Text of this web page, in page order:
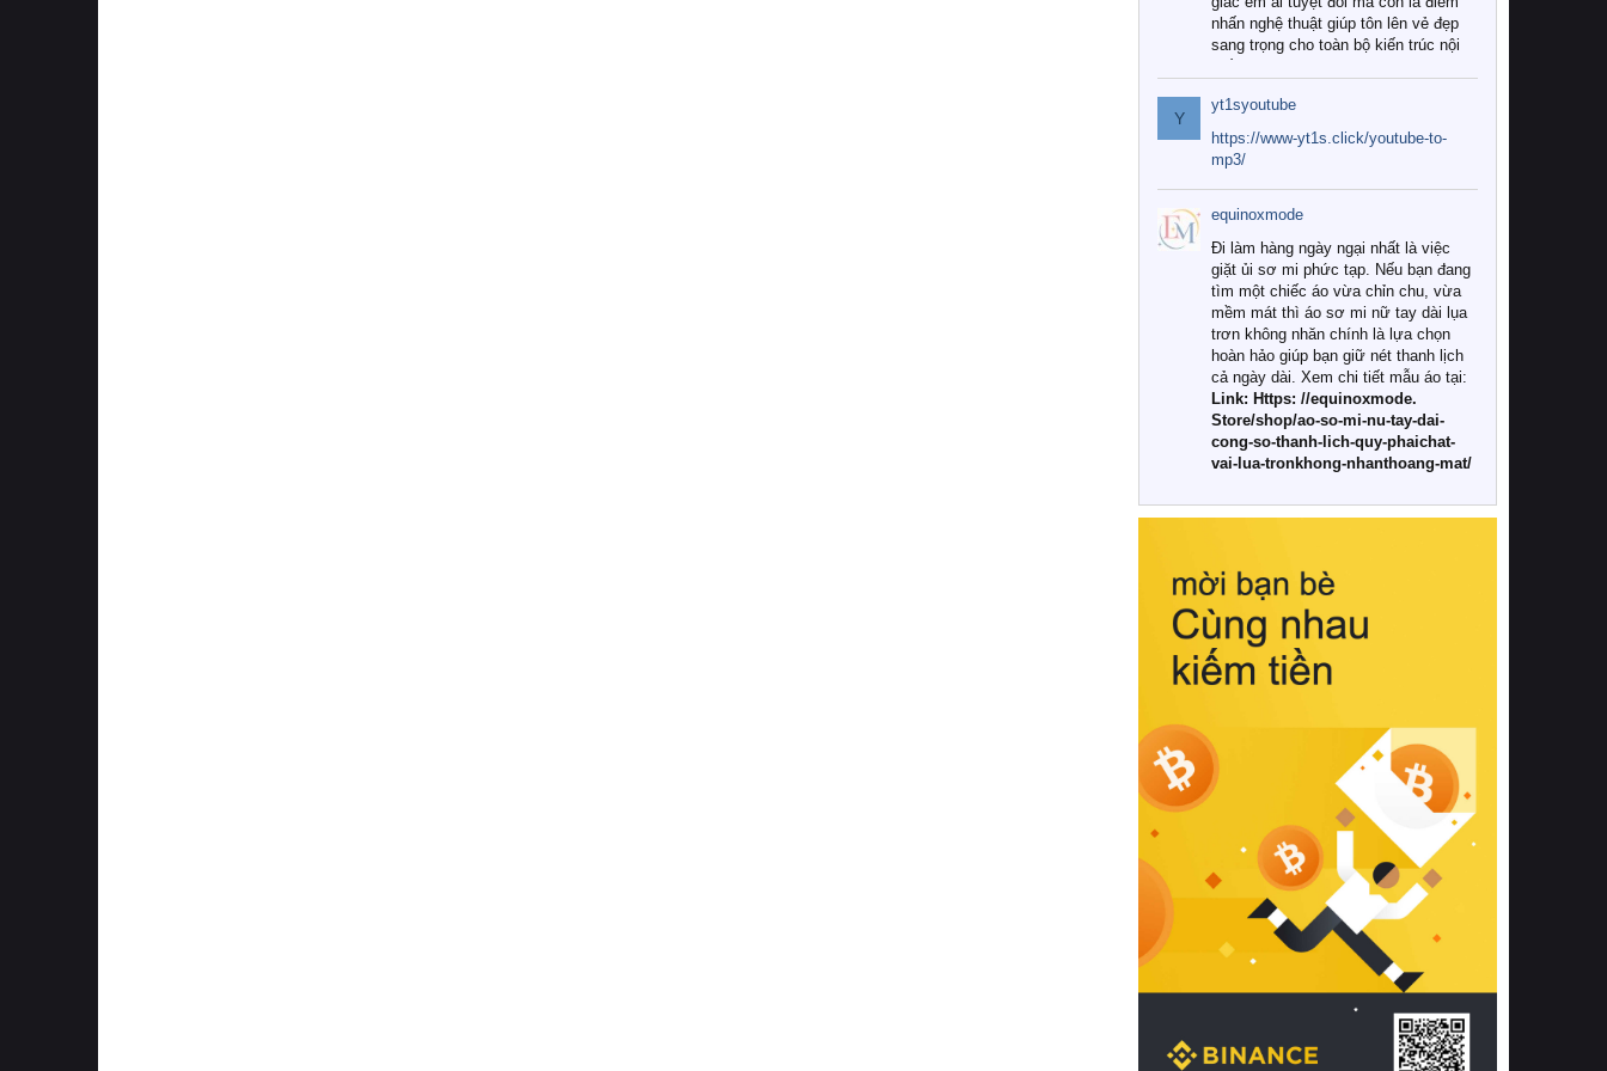
nhấn nghệ thuật giúp tôn lên vẻ đẹp
sang trọng cho toàn bộ kiến trúc nội
Tuy nhiên, giữa thị trường đa dạng
với vô vàn thương hiệu và mẫu mã
như hiện nay, làm thế nào để chọn
được những bộ chăn ga gối đệm cao
cấp thực sự chất lượng, phù hợp với
khí hậu và nhu cầu sử dụng của gia
đình? Hãy cùng chúng tôi đi tìm lời
giải đáp chi tiết qua bài viết dưới đây.
1. Tại sao các gia đình hiện đại lại ưa
chuộng chăn ga gối đệm cao cấp?
Khác với các dòng sản phẩm thông
thường, những bộ chăn ga gối đệm
cao cấp trải qua quy trình sản xuất
nghiêm ngặt từ khâu chọn lọc nguyên
liệu tự nhiên đến công nghệ dệt
nhuộm hiện đại không chứa hóa chất
này, bạn sẽ cảm nhận rõ rệt sự khác
hồi chuẩn xác của phần đệm nâng đỡ
cột sống.
Bên cạnh đó, việc lựa chọn các dòng
sản phẩm đạt chuẩn chất lượng quốc
tế còn giúp ngăn ngừa tình trạng kích
khuẩn và nấm mốc trong điều kiện
thời tiết nóng ẩm. Bạn có thể tìm hiểu
thêm các nghiên cứu khoa học về tác
động của giấc ngủ và môi trường
phòng ngủ đối với sức khỏe con
người tại Sleep Foundation (External
Link) để có cái nhìn toàn diện hơn.
2. Các tiêu chí vàng khi lựa chọn
chăn ga gối đệm cao cấp cho phòng
ngủ
Để sở hữu một bộ chăn ga gối đệm
cao cấp hoàn hảo cả về thẩm mỹ lẫn
công năng, người tiêu dùng cần cân
nhắc kỹ lưỡng các tiêu chí quan trọng
Y
yt1syoutube
https://www-yt1s.click/youtube-to-
mp3/
equinoxmode
Đi làm hàng ngày ngại nhất là việc
giặt ủi sơ mi phức tạp. Nếu bạn đang
tìm một chiếc áo vừa chỉn chu, vừa
mềm mát thì áo sơ mi nữ tay dài lụa
trơn không nhăn chính là lựa chọn
hoàn hảo giúp bạn giữ nét thanh lịch
cả ngày dài. Xem chi tiết mẫu áo tại:
Link: Https: //equinoxmode.
Store/shop/ao-so-mi-nu-tay-dai-
cong-so-thanh-lich-quy-phaichat-
vai-lua-tronkhong-nhanthoang-mat/